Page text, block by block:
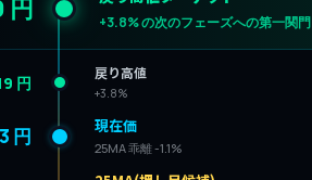
円 +3.8% の次のフェーズへの第一関門
円 戻り高値
+3.8%
円 現在価
25MA 乖離 -1.1%